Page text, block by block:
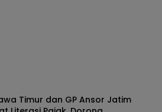
Timur dan GP Ansor Jatim